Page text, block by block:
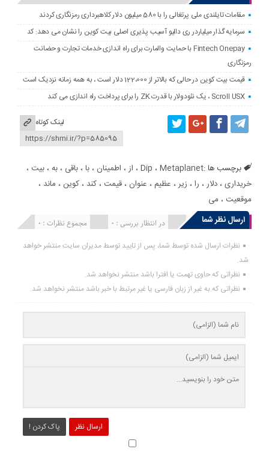
مقامات تایلندی ملی پرتغالی را با 580 میلیون دلار کلاهبرداری رمزنگاری کردند
سرمایه گذار میلیاردر ری دالیو آسیب پذیری اصلی بیت کوین را نشان می دهد: کد
Fintech Onepay با حمایت والمارت برای راه اندازی خدمات تجارت و حضانت
رمزنگاری
قیمت بیت کوین در حالی که بالاتر از 122،000 دلار است ، به همه زمانه نزدیک است
Scroll USX ، یک نئودولار با قدرت ZK را برای پرداخت راه اندازی می کند
لینک کوتاه
برچسب ها : Dip ، Metaplanet ، از ، اطمینان ،با ،باقی ،به ،بیت ،
خریداری ،دلار ، را ، زیر ، عظیم ، عنوان ،قیمت ،کند ،کوین ، ماند ،
موقعیت ، می
ارسال نظر شما
مجموع نظرات : 0 در انتظار بررسی : 0 انتشار یافته : 0
نظرات ارسال شده توسط شما، پس از تایید توسط مدیران سایت منتشر خواهد
شد.
نظراتی که حاوی تهمت یا افترا باشد منتشر نخواهد شد.
نظراتی که به غیر از زبان فارسی یا غیر مرتبط با خبر باشد منتشر نخواهد شد.
ارسال نظر پاک کردن !